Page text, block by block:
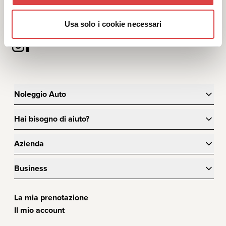
Usa solo i cookie necessari
finalità di email marketing
Noleggio Auto
Hai bisogno di aiuto?
Azienda
Business
La mia prenotazione
Il mio account